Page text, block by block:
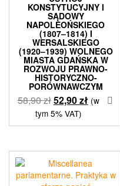
KONSTYTUCYJNY I
SĄDOWY
NAPOLEOŃSKIEGO
(1807–1814) I
WERSALSKIEGO
(1920–1939) WOLNEGO
MIASTA GDAŃSKA W
ROZWOJU PRAWNO-
HISTORYCZNO-
PORÓWNAWCZYM
58,90złPierwotna
cena
wynosiła:
52,90złAktualna
wynosi:
(w
tym 5% VAT)